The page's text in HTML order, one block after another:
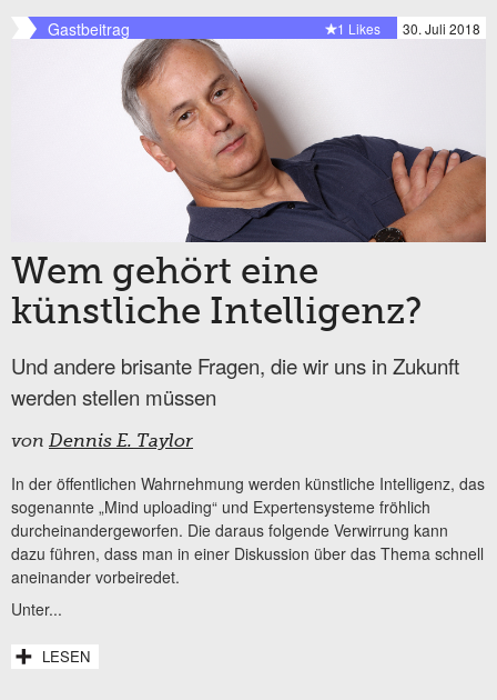
Gastbeitrag 30. Juli 2018
1 Likes
Wem gehört eine
künstliche Intelligenz?
Und andere brisante Fragen, die wir uns in Zukunft
werden stellen müssen
von Dennis E. Taylor
In der öffentlichen Wahrnehmung werden künstliche Intelligenz, das
sogenannte „Mind uploading“ und Expertensysteme fröhlich
durcheinandergeworfen. Die daraus folgende Verwirrung kann
dazu führen, dass man in einer Diskussion über das Thema schnell
aneinander vorbeiredet.
Unter...
LESEN